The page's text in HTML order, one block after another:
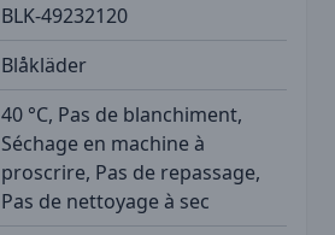
BLK-49232120
Blåkläder
40 °C, Pas de blanchiment,
Séchage en machine à
proscrire, Pas de repassage,
Pas de nettoyage à sec